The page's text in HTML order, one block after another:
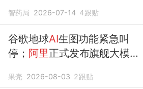
智药局 2026-07-14 4跟贴
谷歌地球AI生图功能紧急叫
停； 阿里正式发布旗舰大模型
能头盔
果壳 2026-08-03 2跟贴